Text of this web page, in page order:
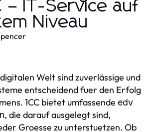
– IT-Service auf
Niveau
Welt sind zuverlässige und
entscheidend fuer den Erfolg
1CC bietet umfassende edv
, die darauf ausgelegt sind,
Groesse zu unterstuetzen. Ob